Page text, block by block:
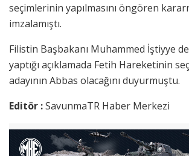
seçimlerinin yapılmasını öngören
imzalamıştı.
Filistin Başbakanı Muhammed İştiyye de
yaptığı açıklamada Fetih Hareketinin
adayının Abbas olacağını duyurmuştu.
Editör :SavunmaTR Haber Merkezi